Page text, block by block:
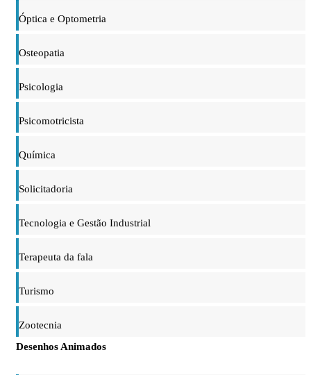
Óptica e Optometria
Osteopatia
Psicologia
Psicomotricista
Química
Solicitadoria
Tecnologia e Gestão Industrial
Terapeuta da fala
Turismo
Zootecnia
Desenhos Animados